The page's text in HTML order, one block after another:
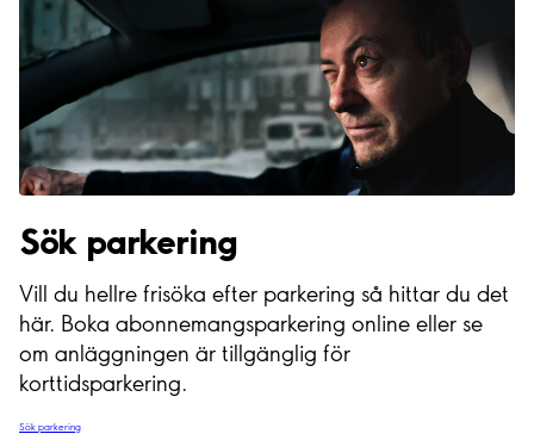
Sök parkering
Vill du hellre frisöka efter parkering så hittar du det
här. Boka abonnemangsparkering online eller se
om anläggningen är tillgänglig för
korttidsparkering.
Sök parkering